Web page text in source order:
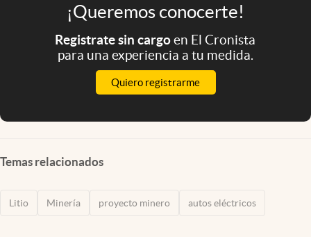
¡Queremos conocerte!
Registrate sin cargoen El Cronista
para una experiencia a tu medida.
Quiero registrarme
Temas relacionados
Litio Minería proyecto minero autos eléctricos